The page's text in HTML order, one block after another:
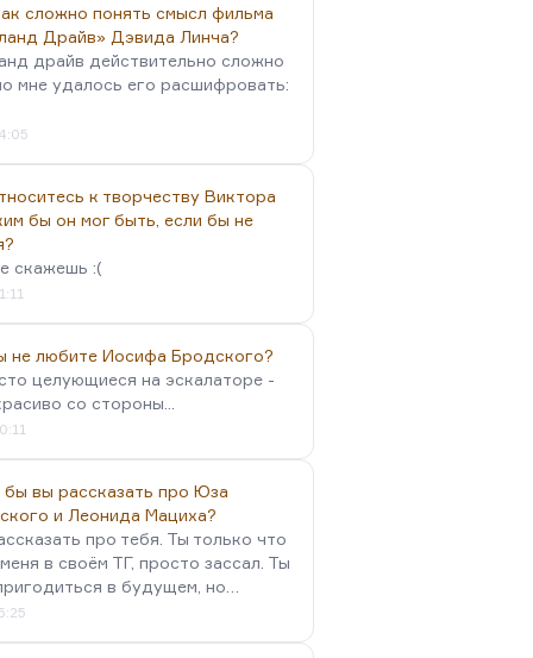
сложно понять смысл фильма
Драйв» Дэвида Линча?
драйв действительно сложно
мне удалось его расшифровать:
к творчеству Виктора
бы он мог быть, если бы не
скажешь :(
не любите Иосифа Бродского?
целующиеся на эскалаторе -
со стороны...
бы вы рассказать про Юза
и Леонида Мациха?
про тебя. Ты только что
в своём ТГ, просто зассал. Ты
в будущем, но…